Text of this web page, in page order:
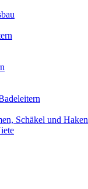
Schäkel und Haken